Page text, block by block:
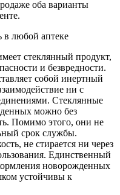
оба варианты
в любой аптеке
стеклянный продукт,
и безвредности.
собой инертный
ни с
Стеклянные
можно без
Помимо этого, они не
срок службы.
не стирается ни через
Единственный
новорожденных
устойчивы к